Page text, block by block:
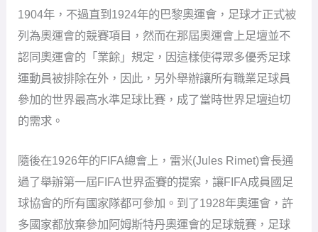
1904年，不過直到1924年的巴黎奧運會，足球才正式被
列為奧運會的競賽項目，然而在那屆奧運會上足壇並不
認同奧運會的「業餘」規定，因這樣使得眾多優秀足球
運動員被排除在外，因此，另外舉辦讓所有職業足球員
參加的世界最高水準足球比賽，成了當時世界足壇迫切
的需求。
隨後在1926年的FIFA總會上，雷米(Jules Rimet)會長通
過了舉辦第一屆FIFA世界盃賽的提案，讓FIFA成員國足
球協會的所有國家隊都可參加。到了1928年奧運會，許
多國家都放棄參加阿姆斯特丹奧運會的足球競賽，足球